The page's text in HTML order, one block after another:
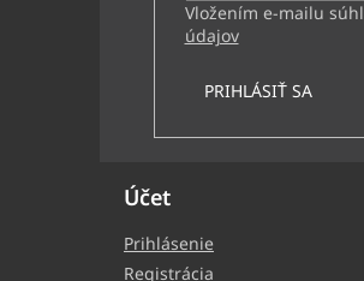
Vložením e-mailu
údajov
PRIHLÁSIŤ SA
Účet
Prihlásenie
Registrácia